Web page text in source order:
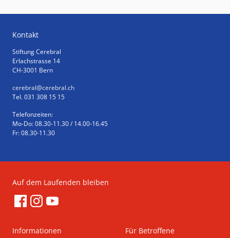
Kontakt
Stiftung Cerebral
Erlachstrasse 14
CH-3001 Bern
cerebral@cerebral.ch
Tel. 031 308 15 15
Telefonzeiten:
Mo-Do: 08.30-11.30 / 14.00-16.45
Fr: 08.30-11.30
Auf dem Laufenden bleiben
Informationen Für Betroffene